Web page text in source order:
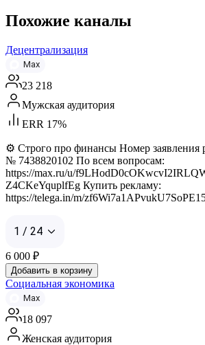
Похожие каналы
Децентрализация
Max
23 218
Мужская аудитория
ERR 17%
⚙️ Строго про финансы Номер заявления
№ 7438820102 По всем вопросам:
https://max.ru/u/
Z4CKeYquplfEg Купить рекламу:
https://telega.in/m/
1 / 24
6 000 ₽
Добавить в корзину
Социальная экономика
Max
18 097
Женская аудитория